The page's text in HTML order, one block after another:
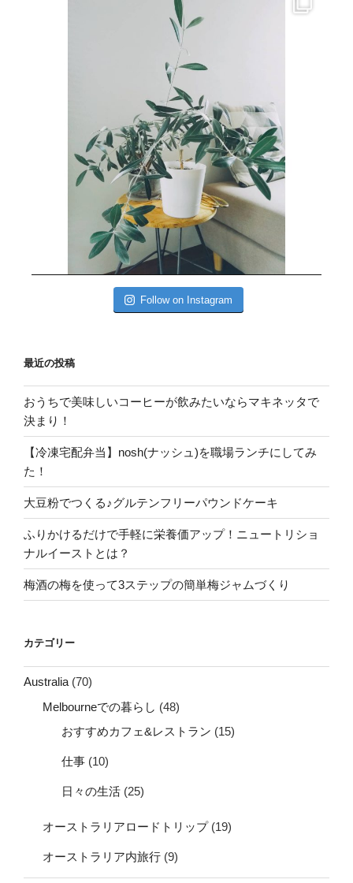
Follow on Instagram
最近の投稿
おうちで美味しいコーヒーが飲みたいならマキネッタで
決まり！
【冷凍宅配弁当】nosh(ナッシュ)を職場ランチにしてみ
た！
大豆粉でつくる♪グルテンフリーパウンドケーキ
ふりかけるだけで手軽に栄養価アップ！ニュートリショ
ナルイーストとは？
梅酒の梅を使って3ステップの簡単梅ジャムづくり
カテゴリー
Australia (70)
Melbourneでの暮らし (48)
おすすめカフェ&レストラン (15)
仕事 (10)
日々の生活 (25)
オーストラリアロードトリップ(19)
オーストラリア内旅行 (9)